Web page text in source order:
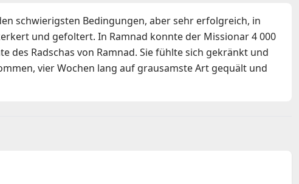
schwierigsten Bedingungen, aber sehr erfolgreich, in
und gefoltert. In Ramnad konnte der Missionar 4 000
Radschas von Ramnad. Sie fühlte sich gekränkt und
vier Wochen lang auf grausamste Art gequält und